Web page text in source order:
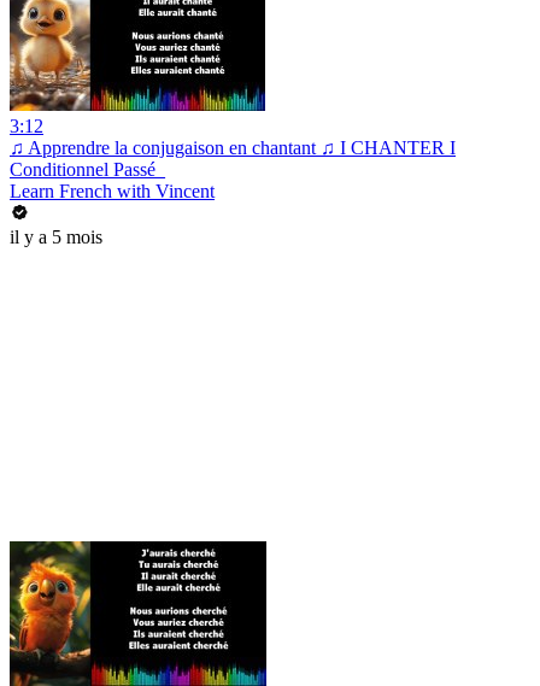
3:12
♫ Apprendre la conjugaison en chantant ♫ I CHANTER I
Conditionnel Passé_
Learn French with Vincent
il y a 5 mois